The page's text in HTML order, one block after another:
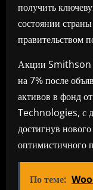
получить
состоянии
правительством
Акции Smithson
на 7% после
активов в фонд
Technologies, с
достигнув
оптимистичного
По теме: